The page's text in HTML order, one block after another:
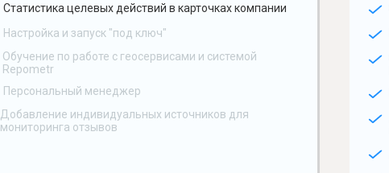
Статистика целевых действий в карточках компании
Настройка и запуск "под ключ"
Обучение по работе с геосервисами и системой
Repometr
Персональный менеджер
Добавление индивидуальных источников для
мониторинга отзывов